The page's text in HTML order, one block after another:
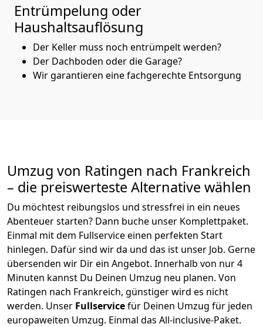
Entrümpelung oder
Haushaltsauflösung
Der Keller muss noch entrümpelt werden?
Der Dachboden oder die Garage?
Wir garantieren eine fachgerechte Entsorgung
Umzug von Ratingen nach Frankreich
– die preiswerteste Alternative wählen
Du möchtest reibungslos und stressfrei in ein neues
Abenteuer starten? Dann buche unser Komplettpaket.
Einmal mit dem Fullservice einen perfekten Start
hinlegen. Dafür sind wir da und das ist unser Job. Gerne
übersenden wir Dir ein Angebot. Innerhalb von nur4
Minuten kannst Du Deinen Umzug neu planen. Von
Ratingen nach Frankreich, günstiger wird es nicht
werden. Unser Fullservicefür Deinen Umzug für jeden
europaweiten Umzug. Einmal das All-inclusive-Paket.